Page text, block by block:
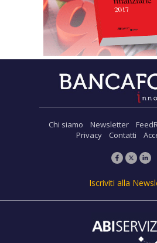
Chi siamo Newsletter
Privacy
Contatti
Iscriviti alla